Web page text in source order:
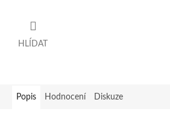
HLÍDAT
Popis Hodnocení Diskuze